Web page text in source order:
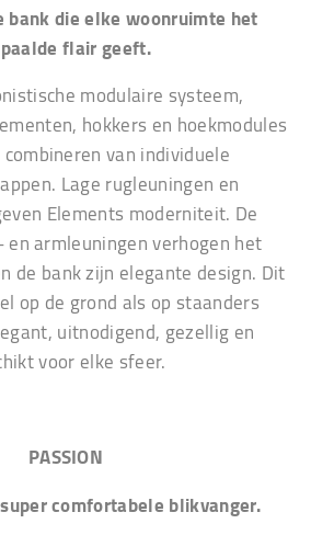
bank die elke woonruimte het
flair geeft.
modulaire systeem,
hokkers en hoekmodules
van individuele
Lage rugleuningen en
Elements moderniteit. De
armleuningen verhogen het
de bank zijn elegante design. Dit
op de grond als op staanders
uitnodigend, gezellig en
voor elke sfeer.
PASSION
comfortabele blikvanger.